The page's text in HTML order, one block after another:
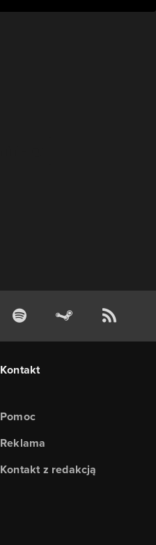
Kontakt
Pomoc
Reklama
Kontakt z redakcją